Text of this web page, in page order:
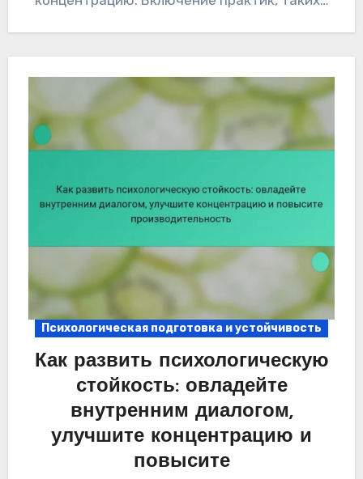
Психологическая подготовка и устойчивость
Как развить психологическую
стойкость: овладейте
внутренним диалогом,
улучшите концентрацию и
повысите